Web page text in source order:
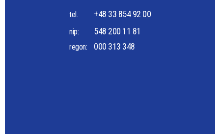
tel. +48 33 854 92 00
nip: 548 200 11 81
regon: 000 313 348